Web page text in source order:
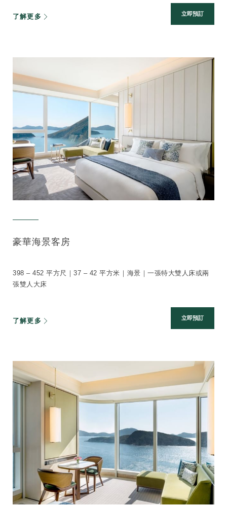
了解更多 立即預訂
豪華海景客房
398 – 452 平方尺｜37 – 42 平方米｜海景｜一張特大雙人床或兩
張雙人大床
了解更多 立即預訂